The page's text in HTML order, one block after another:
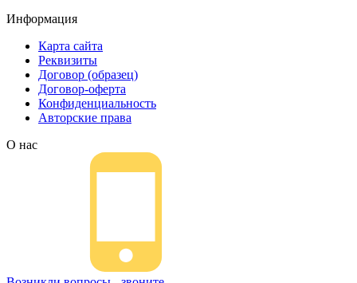
Информация
Карта сайта
Реквизиты
Договор (образец)
Договор-оферта
Конфиденциальность
Авторские права
О нас